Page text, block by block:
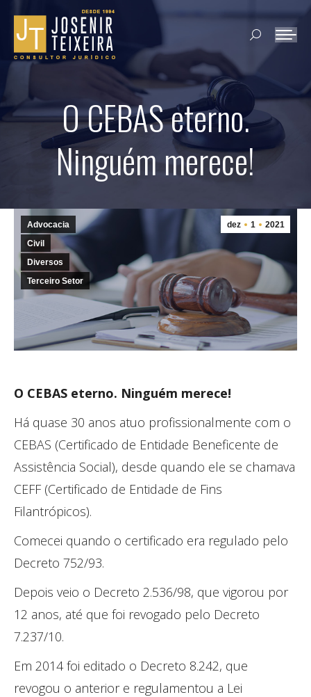
Search:
O CEBAS eterno.
Ninguém merece!
dez 1 2021
Advocacia
Civil
Diversos
Terceiro Setor
O CEBAS eterno. Ninguém merece!
Há quase 30 anos atuo profissionalmente com o
CEBAS (Certificado de Entidade Beneficente de
Assistência Social), desde quando ele se chamava
CEFF (Certificado de Entidade de Fins
Filantrópicos).
Comecei quando o certificado era regulado pelo
Decreto 752/93.
Depois veio o Decreto 2.536/98, que vigorou por
12 anos, até que foi revogado pelo Decreto
7.237/10.
Em 2014 foi editado o Decreto 8.242, que
revogou o anterior e regulamentou a Lei